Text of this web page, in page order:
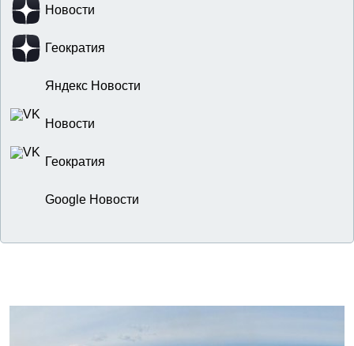
Новости
Геократия
Яндекс Новости
Новости
Геократия
Google Новости